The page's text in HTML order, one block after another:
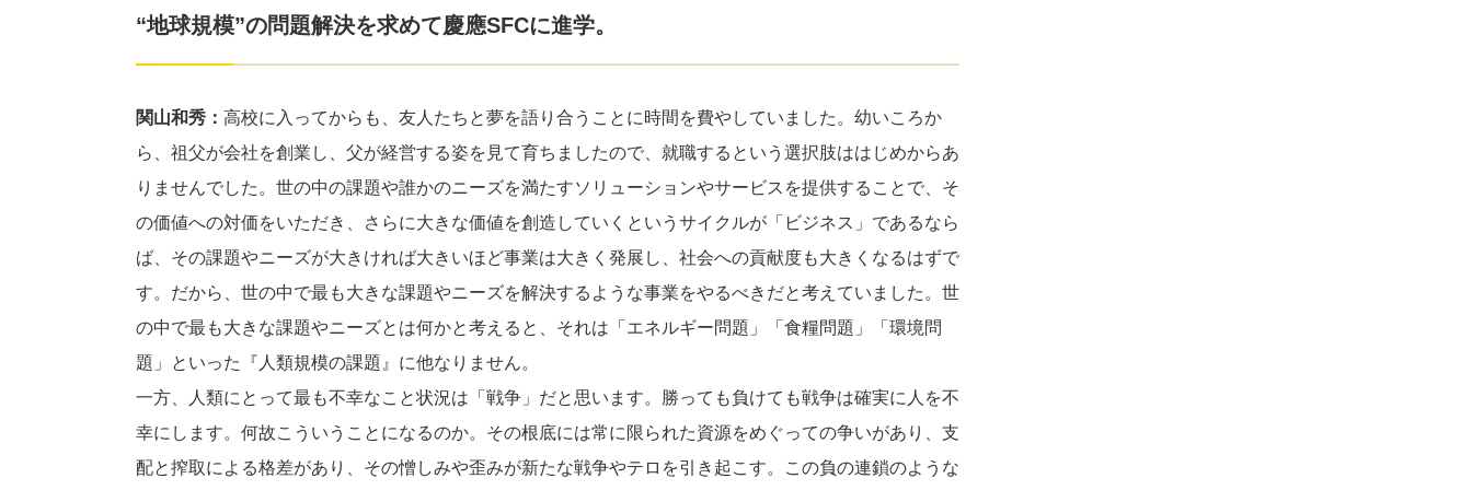
“地球規模”の問題解決を求めて慶應SFCに進学。
関山和秀： 高校に入ってからも、友人たちと夢を語り合うことに時間を費やしていました。幼いころか
ら、祖父が会社を創業し、父が経営する姿を見て育ちましたので、就職するという選択肢ははじめからあ
りませんでした。世の中の課題や誰かのニーズを満たすソリューションやサービスを提供することで、そ
の価値への対価をいただき、さらに大きな価値を創造していくというサイクルが「ビジネス」であるなら
ば、その課題やニーズが大きければ大きいほど事業は大きく発展し、社会への貢献度も大きくなるはずで
す。だから、世の中で最も大きな課題やニーズを解決するような事業をやるべきだと考えていました。世
の中で最も大きな課題やニーズとは何かと考えると、それは「エネルギー問題」「食糧問題」「環境問
題」といった『人類規模の課題』に他なりません。
一方、人類にとって最も不幸なこと状況は「戦争」だと思います。勝っても負けても戦争は確実に人を不
幸にします。何故こういうことになるのか。その根底には常に限られた資源をめぐっての争いがあり、支
配と搾取による格差があり、その憎しみや歪みが新たな戦争やテロを引き起こす。この負の連鎖のような